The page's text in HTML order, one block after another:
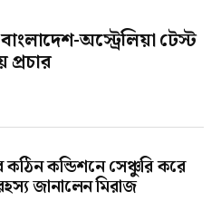
অস্ট্রেলিয়া টেস্ট
প্রচার
কঠিন কন্ডিশনে সেঞ্চুরি করে
জানালেন মিরাজ